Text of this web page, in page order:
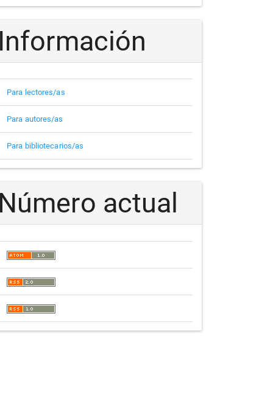
Información
Para lectores/as
Para autores/as
Para bibliotecarios/as
Número actual